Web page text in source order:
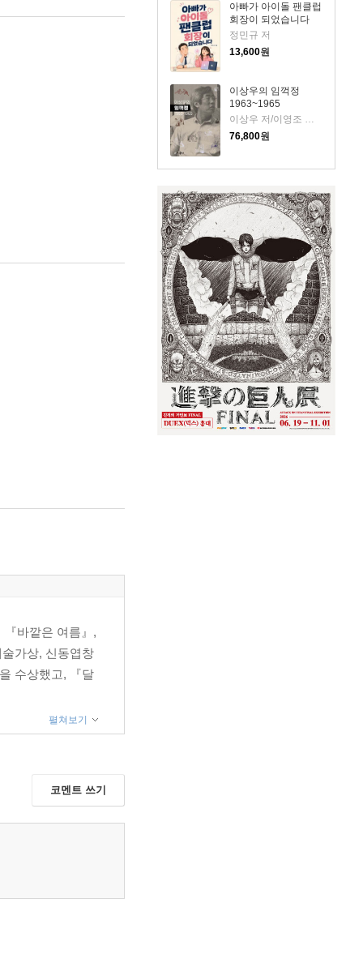
아빠가 아이돌 팬클럽
회장이 되었습니다
정민규 저
13,600원
이상우의 임꺽정
1963~1965
이상우 저/이영조 그림
76,800원
바깥은 여름』,
가상, 신동엽창
수상했고, 『달
펼쳐보기
코멘트 쓰기